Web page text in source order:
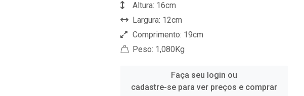
Altura: 16cm
Largura: 12cm
Comprimento: 19cm
Peso: 1,080Kg
Faça seu login ou
cadastre-se para ver preços e comprar